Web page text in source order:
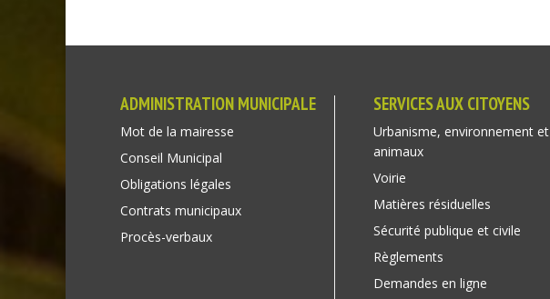
ADMINISTRATION MUNICIPALE
Mot de la mairesse
Conseil Municipal
Obligations légales
Contrats municipaux
Procès-verbaux
SERVICES AUX CITOYENS
Urbanisme, environnement et
animaux
Voirie
Matières résiduelles
Sécurité publique et civile
Règlements
Demandes en ligne